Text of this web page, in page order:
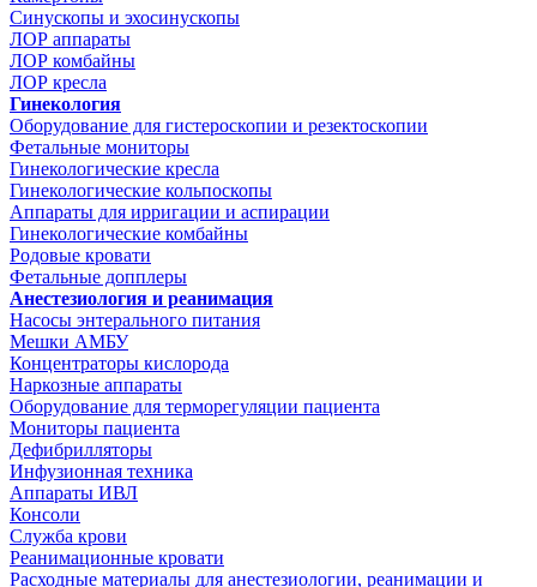
Синускопы и эхосинускопы
ЛОР аппараты
ЛОР комбайны
ЛОР кресла
Гинекология
Оборудование для гистероскопии и резектоскопии
Фетальные мониторы
Гинекологические кресла
Гинекологические кольпоскопы
Аппараты для ирригации и аспирации
Гинекологические комбайны
Родовые кровати
Фетальные допплеры
Анестезиология и реанимация
Насосы энтерального питания
Мешки АМБУ
Концентраторы кислорода
Наркозные аппараты
Оборудование для терморегуляции пациента
Мониторы пациента
Дефибрилляторы
Инфузионная техника
Аппараты ИВЛ
Консоли
Служба крови
Реанимационные кровати
Расходные материалы для анестезиологии, реанимации и